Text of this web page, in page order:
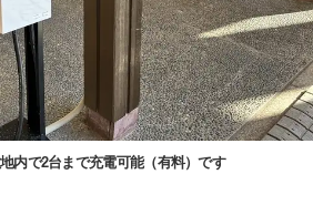
内で2台まで充電可能（有料）です